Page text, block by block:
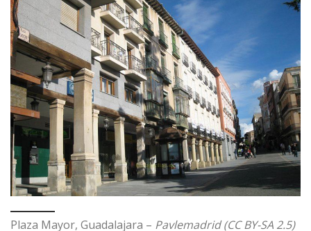
Plaza Mayor, Guadalajara – Pavlemadrid (CC BY-SA 2.5)